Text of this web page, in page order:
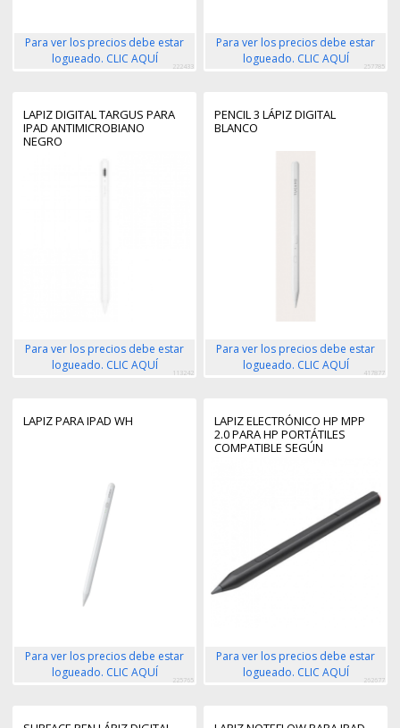
Para ver los precios debe estar
logueado. CLIC AQUÍ
222433
Para ver los precios debe estar
logueado. CLIC AQUÍ
257785
LAPIZ DIGITAL TARGUS PARA
IPAD ANTIMICROBIANO
NEGRO
Para ver los precios debe estar
logueado. CLIC AQUÍ
113242
PENCIL 3 LÁPIZ DIGITAL
BLANCO
Para ver los precios debe estar
logueado. CLIC AQUÍ
417877
LAPIZ PARA IPAD WH
Para ver los precios debe estar
logueado. CLIC AQUÍ
225765
LAPIZ ELECTRÓNICO HP MPP
2.0 PARA HP PORTÁTILES
COMPATIBLE SEGÚN
Para ver los precios debe estar
logueado. CLIC AQUÍ
262677